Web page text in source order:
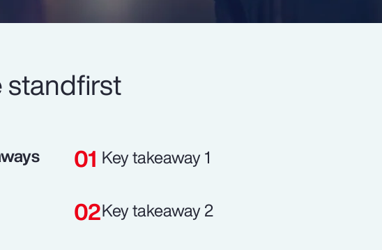
Key takeaway 1
Key takeaway 2